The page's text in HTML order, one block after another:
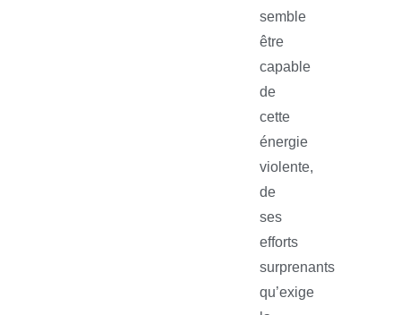
semble
être
capable
de
cette
énergie
violente,
de
ses
efforts
surprenants
qu’exige